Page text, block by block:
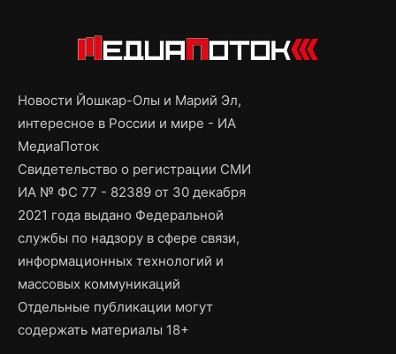
Новости Йошкар-Олы и Марий Эл,
интересное в России и мире - ИА
МедиаПоток
Свидетельство о регистрации СМИ
ИА № ФС 77 - 82389 от 30 декабря
2021 года выдано Федеральной
службы по надзору в сфере связи,
информационных технологий и
массовых коммуникаций
Отдельные публикации могут
содержать материалы 18+